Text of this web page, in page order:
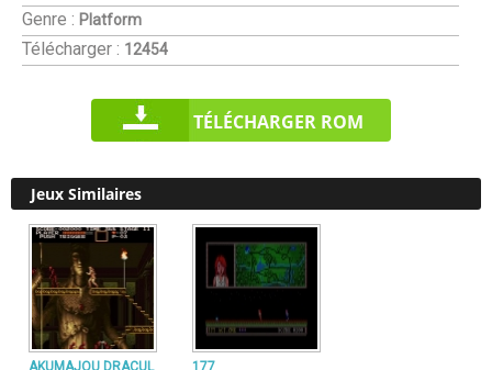
Genre : Platform
Télécharger : 12454
TÉLÉCHARGER ROM
Jeux Similaires
AKUMAJOU DRACUL 177